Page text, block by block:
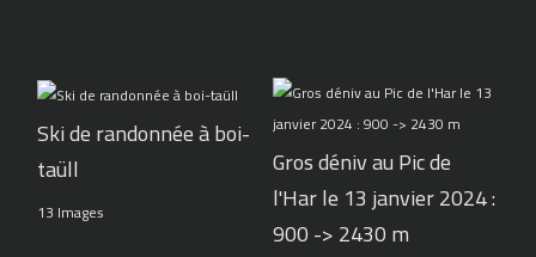
Ski de randonnée à boi-
taüll
13 Images
Gros déniv au Pic de
l'Har le 13 janvier 2024 :
900 -> 2430 m